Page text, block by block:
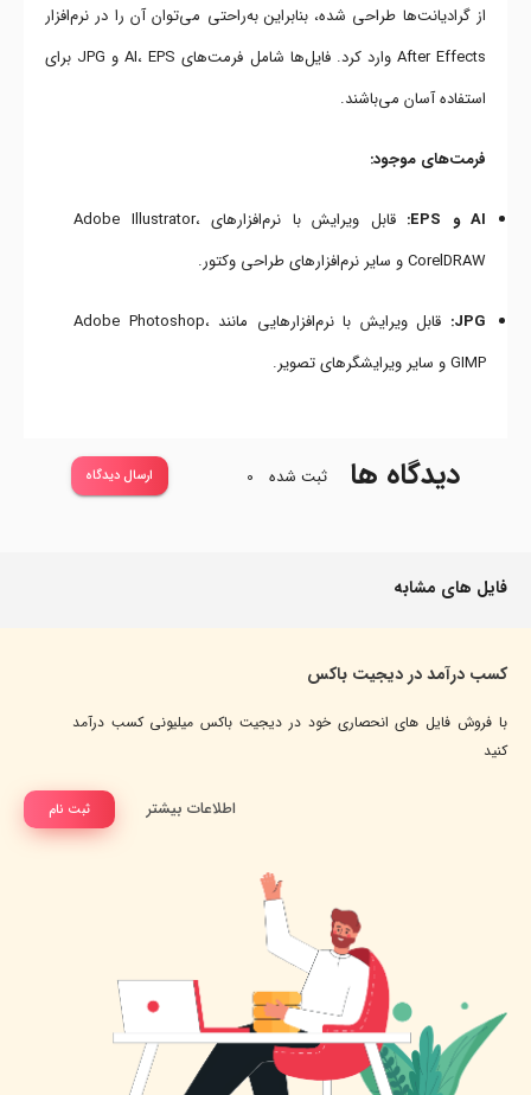
از گرادیانت‌ها طراحی شده، بنابراین به‌راحتی می‌توان آن را در نرم‌افزار
After Effects وارد کرد. فایل‌ها شامل فرمت‌های AI، EPS و JPG برای
استفاده آسان می‌باشند.
فرمت‌های موجود:
AI و EPS:
قابل ویرایش با نرم‌افزارهای Adobe Illustrator،
CorelDRAW و سایر نرم‌افزارهای طراحی وکتور.
JPG:
قابل ویرایش با نرم‌افزارهایی مانند Adobe Photoshop،
GIMP و سایر ویرایشگرهای تصویر.
دیدگاه ها ثبت شده 0 ارسال دیدگاه
فایل های مشابه
کسب درآمد در دیجیت باکس
با فروش فایل های انحصاری خود در دیجیت باکس میلیونی کسب درآمد
کنید
ثبت نام اطلاعات بیشتر